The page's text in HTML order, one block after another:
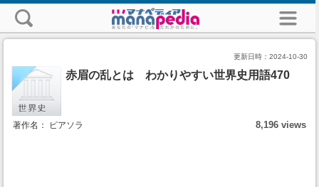
更新日時： 2024-10-30
赤眉の乱とは わかりやすい世界史用語470
著作名： ピアソラ 8,196 views